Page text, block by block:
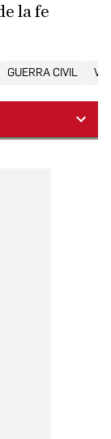
la fe
GUERRA CIVIL